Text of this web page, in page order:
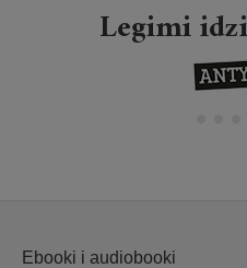
Legimi idzie na
Ebooki i audiobooki